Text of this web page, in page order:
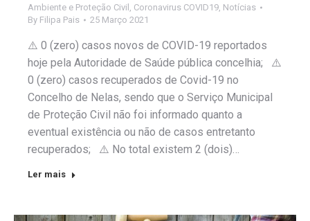
Ambiente e Proteção Civil , Coronavirus COVID19, Notícias
By Filipa Pais 25 Março 2021
⚠️ 0 (zero) casos novos de COVID-19 reportados
hoje pela Autoridade de Saúde pública concelhia; ⚠️
0 (zero) casos recuperados de Covid-19 no
Concelho de Nelas, sendo que o Serviço Municipal
de Proteção Civil não foi informado quanto a
eventual existência ou não de casos entretanto
recuperados; ⚠️ No total existem 2 (dois)…
Ler mais